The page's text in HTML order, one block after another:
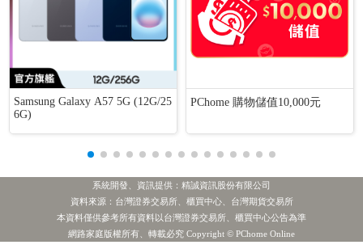
Samsung Galaxy A57 5G (12G/25
6G)
PChome 購物儲值10,000元
系統開發、資訊提供：精誠資訊股份有限公司
資料來源：台灣證券交易所、櫃買中心、台灣期貨交易所
本資料僅供參考所有資料以台灣證券交易所、櫃買中心公告為準
網路家庭版權所有、轉載必究 Copyright © PChome Online